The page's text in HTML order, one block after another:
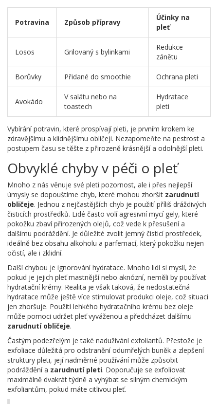
Potravina Způsob přípravy
Účinky na
pleť
Losos Grilovaný s bylinkami
Redukce
zánětu
Borůvky Přidané do smoothie Ochrana pleti
Avokádo
V salátu nebo na
toastech
Hydratace
pleti
Vybírání potravin, které prospívají pleti, je prvním krokem ke
zdravějšímu a klidnějšímu obličeji. Nezapomeňte na pestrost a
postupem času se těšte z přirozeně krásnější a odolnější pleti.
Obvyklé chyby v péči o pleť
Mnoho z nás věnuje své pleti pozornost, ale i přes nejlepší
úmysly se dopouštíme chyb, které mohou zhoršit zarudnutí
obličeje. Jednou z nejčastějších chyb je použití příliš dráždivých
čisticích prostředků. Lidé často volí agresivní mycí gely, které
pokožku zbaví přirozených olejů, což vede k přesušení a
dalšímu podráždění. Je důležité zvolit jemný čisticí prostředek,
ideálně bez obsahu alkoholu a parfemací, který pokožku nejen
očistí, ale i zklidní.
Další chybou je ignorování hydratace. Mnoho lidí si myslí, že
pokud je jejich pleť mastnější nebo aknózní, neměli by používat
hydratační krémy. Realita je však taková, že nedostatečná
hydratace může ještě více stimulovat produkci oleje, což situaci
jen zhoršuje. Použití lehkého hydratačního krému bez oleje
může pomoci udržet pleť vyváženou a předcházet dalšímu
zarudnutí obličeje.
Častým podezřelým je také nadužívání exfoliantů. Přestože je
exfoliace důležitá pro odstranění odumřelých buněk a zlepšení
struktury pleti, její nadměrné používání může způsobit
podráždění a zarudnutí pleti. Doporučuje se exfoliovat
maximálně dvakrát týdně a vyhýbat se silným chemickým
exfoliantům, pokud máte citlivou pleť.